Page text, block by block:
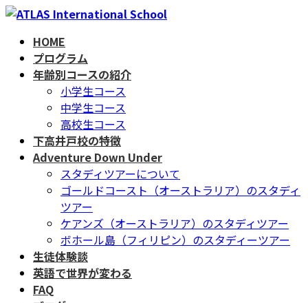
コ
ナ
HOME
プログラム
年齢別コースの紹介
小学生コース
中学生コース
高校生コース
下高井戸校の特徴
Adventure Down Under
スタディツアーについて
ゴールドコースト（オーストラリア）のスタディ
ツアー
ケアンズ（オーストラリア）のスタディツアー
ボホール島（フィリピン）のスタディーツアー
生徒体験談
英語で世界が変わる
FAQ